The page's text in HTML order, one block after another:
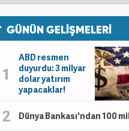
GÜNÜN GELİŞMELERİ
ABD resmen
duyurdu: 3 milyar
dolar yatırım
yapacaklar!